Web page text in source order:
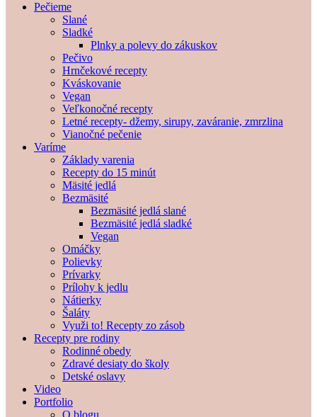
Pečieme
Slané
Sladké
Plnky a polevy do zákuskov
Pečivo
Hrnčekové recepty
Kváskovanie
Vegan
Veľkonočné recepty
Letné recepty- džemy, sirupy, zaváranie, zmrzlina
Vianočné pečenie
Varíme
Základy varenia
Recepty do 15 minút
Mäsité jedlá
Bezmäsité
Bezmäsité jedlá slané
Bezmäsité jedlá sladké
Vegan
Omáčky
Polievky
Prívarky
Prílohy k jedlu
Nátierky
Šaláty
Využi to! Recepty zo zásob
Recepty pre rodiny
Rodinné obedy
Zdravé desiaty do školy
Detské oslavy
Video
Portfolio
O blogu